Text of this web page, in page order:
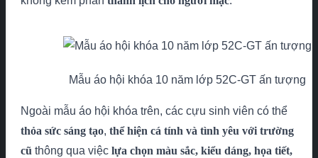
Mẫu áo hội khóa 10 năm lớp 52C-GT ấn tượng
Ngoài mẫu áo hội khóa trên, các cựu sinh viên có thể
thỏa sức sáng tạo, thể hiện cá tính và tình yêu với trường
cũ thông qua việc lựa chọn màu sắc, kiểu dáng, họa tiết,